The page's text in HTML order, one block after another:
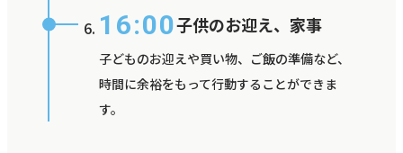
16:00子供のお迎え、家事
子どものお迎えや買い物、ご飯の準備など、
時間に余裕をもって行動することができま
す。